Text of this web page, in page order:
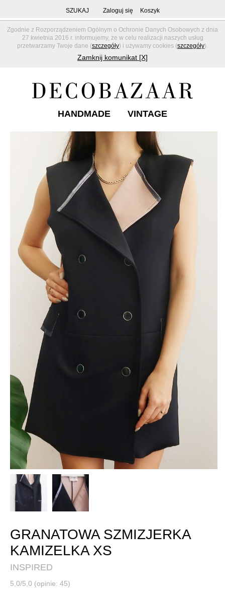
Zgodnie z Rozporządzeniem Ogólnym o Ochronie Danych Osobowych z dnia
27 kwietnia 2016 r. informujemy, że w celu realizacji naszych usług
przetwarzamy Twoje dane (szczegóły) i używamy cookies (szczegóły).
Zamknij komunikat [X]
SZUKAJ Zaloguj się Koszyk
HANDMADE VINTAGE
GRANATOWA SZMIZJERKA
KAMIZELKA XS
INSPIRED
5,0/5,0 (opinie: 45)